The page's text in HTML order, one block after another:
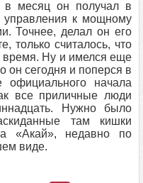
в месяц он получал в
к мощному
Точнее, делал он его
только считалось, что
время. Ну и имелся еще
он сегодня и поперся в
официального начала
все приличные люди
Нужно было
там кишки
«Акай», недавно по
виде.